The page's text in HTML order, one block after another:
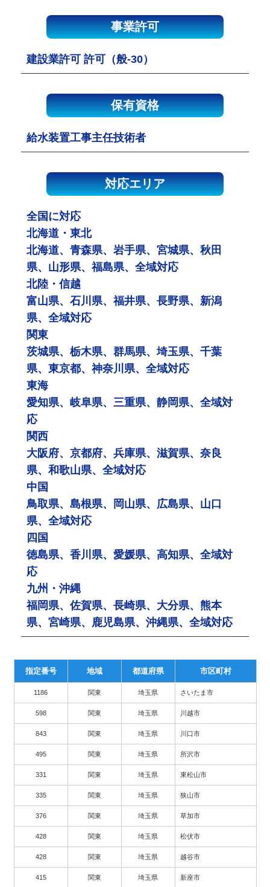
事業許可
建設業許可 許可（般-30）
保有資格
給水装置工事主任技術者
対応エリア
全国に対応
北海道・東北
北海道、青森県、岩手県、宮城県、秋田
県、山形県、福島県、全域対応
北陸・信越
富山県、石川県、福井県、長野県、新潟
県、全域対応
関東
茨城県、栃木県、群馬県、埼玉県、千葉
県、東京都、神奈川県、全域対応
東海
愛知県、岐阜県、三重県、静岡県、全域対
応
関西
大阪府、京都府、兵庫県、滋賀県、奈良
県、和歌山県、全域対応
中国
鳥取県、島根県、岡山県、広島県、山口
県、全域対応
四国
徳島県、香川県、愛媛県、高知県、全域対
応
九州・沖縄
福岡県、佐賀県、長崎県、大分県、熊本
県、宮崎県、鹿児島県、沖縄県、全域対応
指定番号 地域 都道府県 市区町村
1186 関東 埼玉県 さいたま市
598 関東 埼玉県 川越市
843 関東 埼玉県 川口市
495 関東 埼玉県 所沢市
331 関東 埼玉県 東松山市
335 関東 埼玉県 狭山市
376 関東 埼玉県 草加市
428 関東 埼玉県 松伏市
428 関東 埼玉県 越谷市
415 関東 埼玉県 新座市